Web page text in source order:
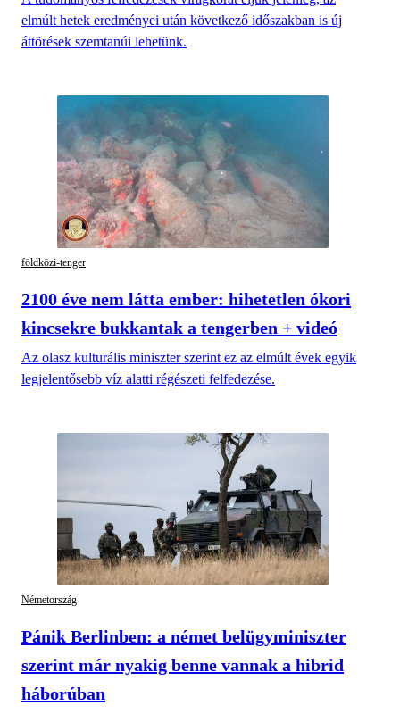
elmúlt hetek eredményei után következő időszakban is új
áttörések szemtanúi lehetünk.
földközi-tenger
2100 éve nem látta ember: hihetetlen ókori
kincsekre bukkantak a tengerben + videó
Az olasz kulturális miniszter szerint ez az elmúlt évek egyik
legjelentősebb víz alatti régészeti felfedezése.
Németország
Pánik Berlinben: a német belügyminiszter
szerint már nyakig benne vannak a hibrid
háborúban